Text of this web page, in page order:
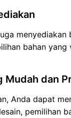
bahan
Mudah dan
Anda dapat
pemilihan